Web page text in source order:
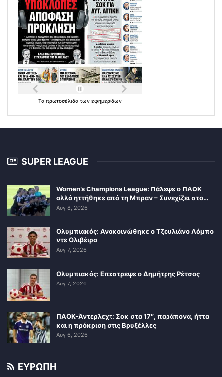
Τα πρωτοσέλιδα των εφημερίδων
SUPER LEAGUE
Women’s Champions League: Πάλεψε ο ΠΑΟΚ
αλλά ηττήθηκε από τη Μπραν – Συνεχίζει στο…
Αυγ 8, 2026
Ολυμπιακός: Ανακοινώθηκε ο Τζουλιάνο Λόμπο
ντε Ολιβέιρα
Αυγ 7, 2026
Ολυμπιακός: Επέστρεψε ο Δημήτρης Ρέτσος
Αυγ 7, 2026
ΠΑΟΚ-Άντερλεχτ: Σοκ στα 17″, παράπονα, ήττα
και η πρόκριση στις Βρυξέλλες
Αυγ 6, 2026
ΕΥΡΩΠΗ